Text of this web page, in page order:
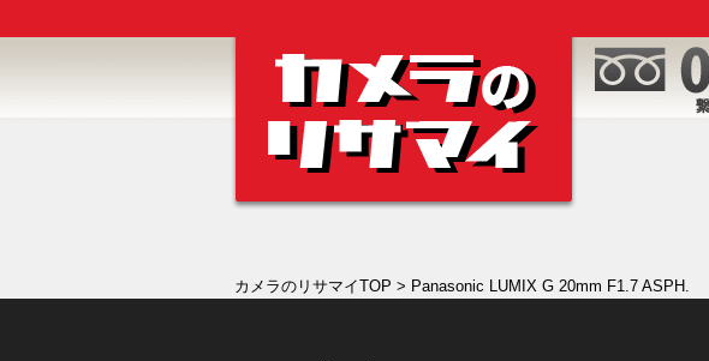
カメラのリサマイTOP > Panasonic LUMIX G 20mm F1.7 ASPH.